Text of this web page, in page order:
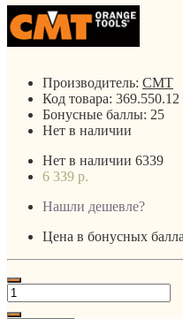
Производитель: CMT
Код товара: 369.550.12
Бонусные баллы: 25
Нет в наличии
Нет в наличии 6339
6 339 р.
Нашли дешевле?
Цена в бонусных